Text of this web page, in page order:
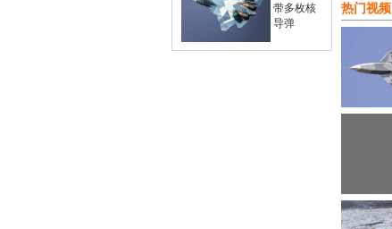
带多枚核
导弹
热门视频